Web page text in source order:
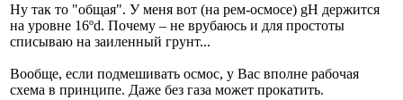
Ну так то "общая". У меня вот (на рем-осмосе) gH держится
на уровне 16ºd. Почему – не врубаюсь и для простоты
списываю на заиленный грунт...
Вообще, если подмешивать осмос, у Вас вполне рабочая
схема в принципе. Даже без газа может прокатить.